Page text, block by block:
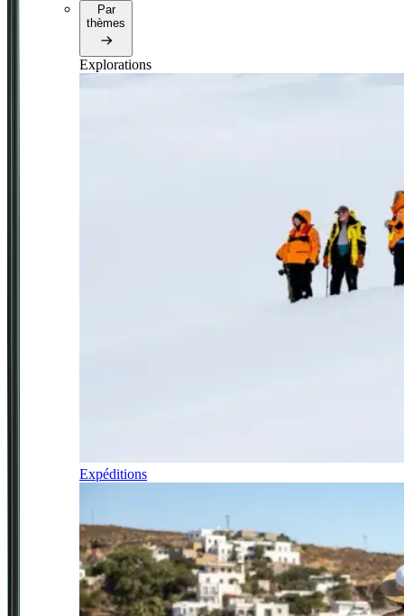
Par
thèmes
Explorations
Expéditions